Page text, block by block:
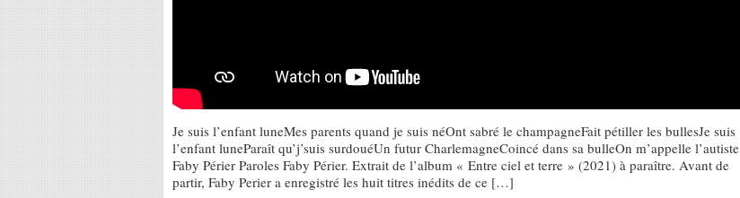
Je suis l’enfant luneMes parents quand je suis néOnt sabré le champagneFait pétiller les bullesJe suis
l’enfant luneParaît qu’j’suis surdouéUn futur CharlemagneCoincé dans sa bulleOn m’appelle l’autiste
Faby Périer Paroles Faby Périer. Extrait de l’album « Entre ciel et terre » (2021) à paraître. Avant de
partir, Faby Perier a enregistré les huit titres inédits de ce […]